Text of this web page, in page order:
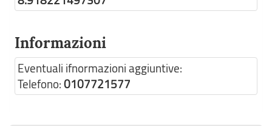
Informazioni
Eventuali ifnormazioni aggiuntive:
Telefono:0107721577